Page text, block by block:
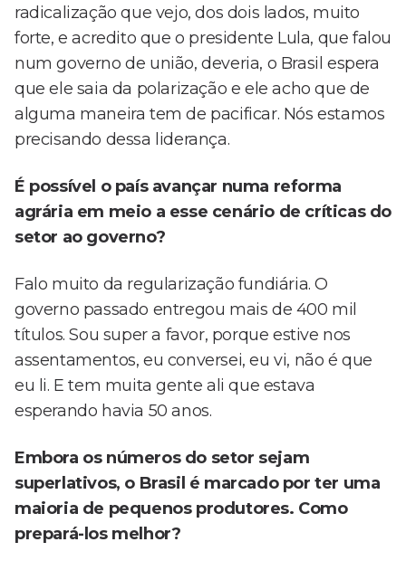
radicalização que vejo, dos dois lados, muito
forte, e acredito que o presidente Lula, que falou
num governo de união, deveria, o Brasil espera
que ele saia da polarização e ele acho que de
alguma maneira tem de pacificar. Nós estamos
precisando dessa liderança.
É possível o país avançar numa reforma
agrária em meio a esse cenário de críticas do
setor ao governo?
Falo muito da regularização fundiária. O
governo passado entregou mais de 400 mil
títulos. Sou super a favor, porque estive nos
assentamentos, eu conversei, eu vi, não é que
eu li. E tem muita gente ali que estava
esperando havia 50 anos.
Embora os números do setor sejam
superlativos, o Brasil é marcado por ter uma
maioria de pequenos produtores. Como
prepará-los melhor?